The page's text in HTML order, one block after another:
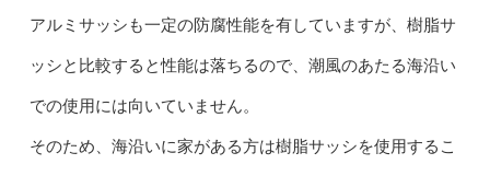
アルミサッシも一定の防腐性能を有していますが、樹脂サ
ッシと比較すると性能は落ちるので、潮風のあたる海沿い
での使用には向いていません。
そのため、海沿いに家がある方は樹脂サッシを使用するこ